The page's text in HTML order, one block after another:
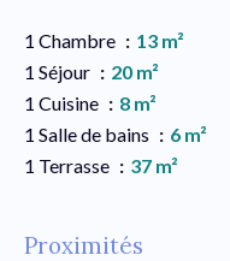
1 Chambre
13 m²
1 Séjour
20 m²
1 Cuisine
8 m²
1 Salle de bains
6 m²
1 Terrasse
37 m²
Proximités